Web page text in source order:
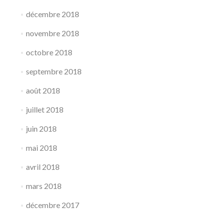
décembre 2018
novembre 2018
octobre 2018
septembre 2018
août 2018
juillet 2018
juin 2018
mai 2018
avril 2018
mars 2018
décembre 2017